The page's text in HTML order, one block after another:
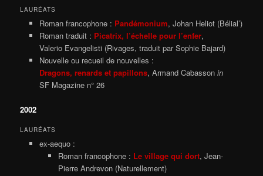
LAURÉATS
Roman francophone : Pandémonium, Johan Heliot (Bélial’)
Roman traduit : Picatrix, l’échelle pour l’enfer,
Valerio Evangelisti (Rivages, traduit par Sophie Bajard)
Nouvelle ou recueil de nouvelles :
Dragons, renards et papillons, Armand Cabasson in
SF Magazine n° 26
2002
LAURÉATS
ex-aequo :
Roman francophone : Le village qui dort, Jean-
Pierre Andrevon (Naturellement)